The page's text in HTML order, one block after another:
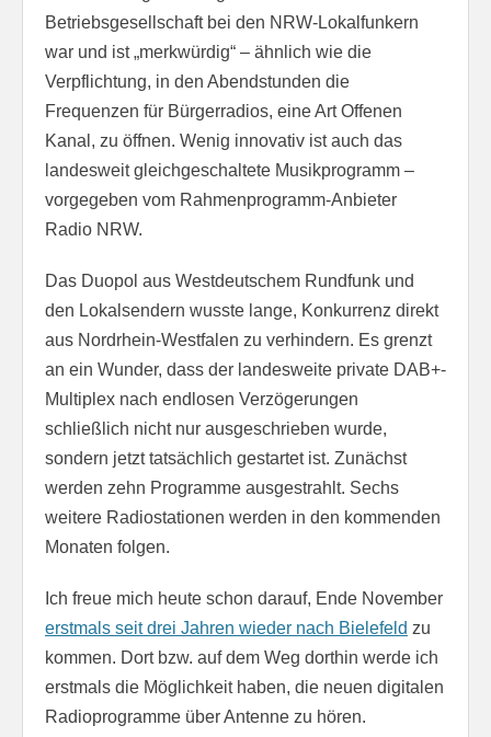
Betriebsgesellschaft bei den NRW-Lokalfunkern
war und ist „merkwürdig“ – ähnlich wie die
Verpflichtung, in den Abendstunden die
Frequenzen für Bürgerradios, eine Art Offenen
Kanal, zu öffnen. Wenig innovativ ist auch das
landesweit gleichgeschaltete Musikprogramm –
vorgegeben vom Rahmenprogramm-Anbieter
Radio NRW.
Das Duopol aus Westdeutschem Rundfunk und
den Lokalsendern wusste lange, Konkurrenz direkt
aus Nordrhein-Westfalen zu verhindern. Es grenzt
an ein Wunder, dass der landesweite private DAB+-
Multiplex nach endlosen Verzögerungen
schließlich nicht nur ausgeschrieben wurde,
sondern jetzt tatsächlich gestartet ist. Zunächst
werden zehn Programme ausgestrahlt. Sechs
weitere Radiostationen werden in den kommenden
Monaten folgen.
Ich freue mich heute schon darauf, Ende November
erstmals seit drei Jahren wieder nach Bielefeld zu
kommen. Dort bzw. auf dem Weg dorthin werde ich
erstmals die Möglichkeit haben, die neuen digitalen
Radioprogramme über Antenne zu hören.